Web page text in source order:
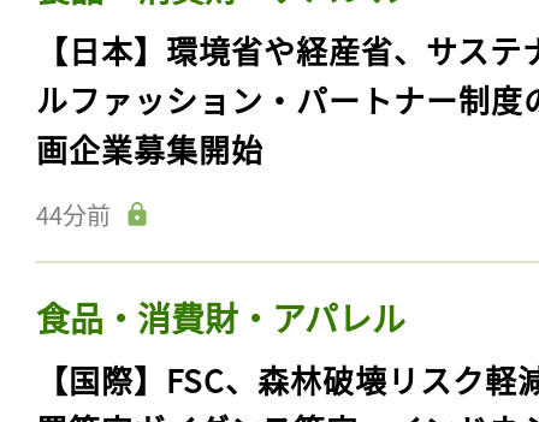
【日本】環境省や経産省、サステ
ルファッション・パートナー制度
画企業募集開始
44分前
食品・消費財・アパレル
【国際】FSC、森林破壊リスク軽